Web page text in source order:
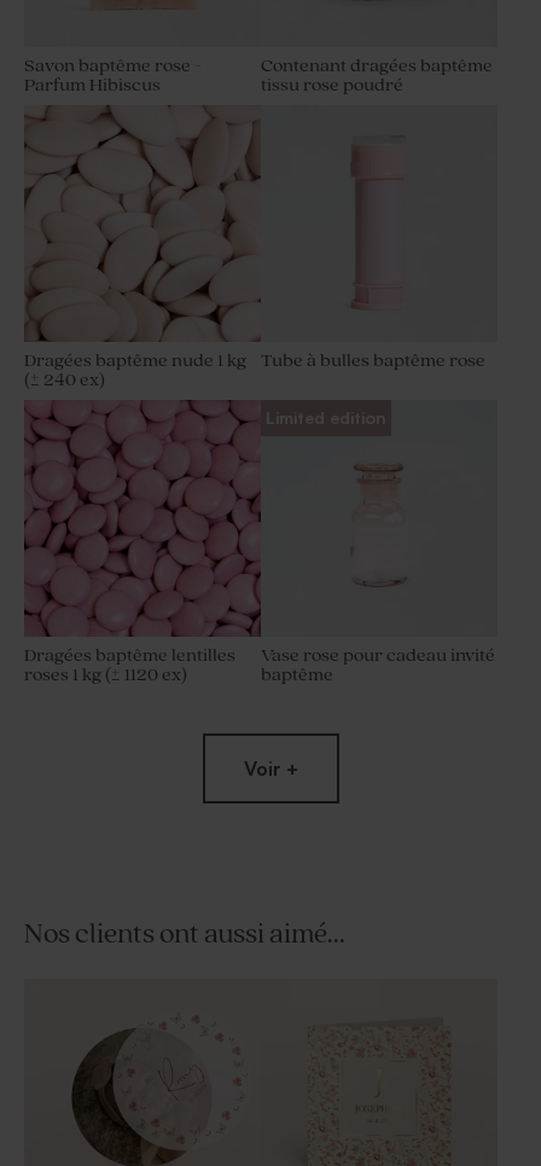
Savon baptême rose -
Parfum Hibiscus
Contenant dragées baptême
tissu rose poudré
Dragées baptême nude 1 kg
(± 240 ex)
Tube à bulles baptême rose
Dragées baptême lentilles
roses 1 kg (± 1120 ex)
Limited edition
Vase rose pour cadeau invité
baptême
Voir +
Nos clients ont aussi aimé...